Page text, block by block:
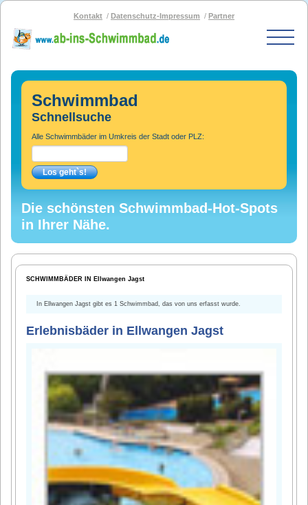
Kontakt Datenschutz-Impressum Partner
Start
Schwimmbad-Karte
Bäder nach PLZ
Bäder nach Stadt
SOS-Schwimmbad
Blog
Bad melden
Schwimmbad
Schnellsuche
Alle Schwimmbäder im Umkreis der Stadt oder PLZ:
Die schönsten Schwimmbad-Hot-Spots
in Ihrer Nähe.
SCHWIMMBÄDER IN Ellwangen Jagst
In Ellwangen Jagst gibt es 1 Schwimmbad, das von uns erfasst wurde.
Erlebnisbäder in Ellwangen Jagst